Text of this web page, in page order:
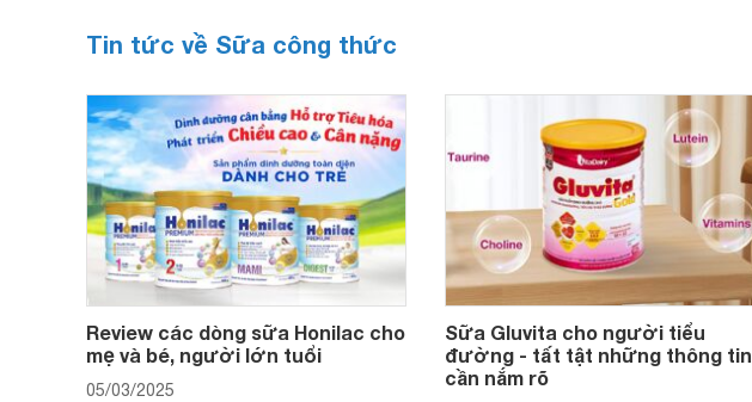
Tin tức về Sữa công thức
Review các dòng sữa Honilac cho
mẹ và bé, người lớn tuổi
05/03/2025
Sữa Gluvita cho người tiểu
đường - tất tật những thông tin
cần nắm rõ